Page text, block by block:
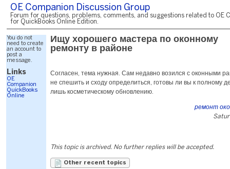
OE Companion Discussion Group
Forum for questions, problems, comments, and suggestions related to OE
for QuickBooks Online Edition.
You do not
need to create
an account to
post a
message.
Links
OE
Companion
QuickBooks
Online
Ищу хорошего мастера по оконному
ремонту в районе
Согласен, тема нужная. Сам недавно возился с оконными
не спешить и сходу определиться, готовы ли вы к полному
лишь косметическому обновлению.
ремонт
This topic is archived. No further replies will be accepted.
Other recent topics